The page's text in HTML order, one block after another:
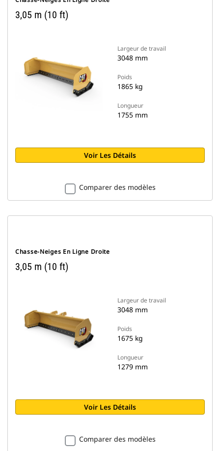
3,05 m (10 ft)
Largeur de travail
3048 mm
Poids
1865 kg
Longueur
1755 mm
Voir Les Détails
Comparer des modèles
Chasse-Neiges En Ligne Droite
3,05 m (10 ft)
Largeur de travail
3048 mm
Poids
1675 kg
Longueur
1279 mm
Voir Les Détails
Comparer des modèles